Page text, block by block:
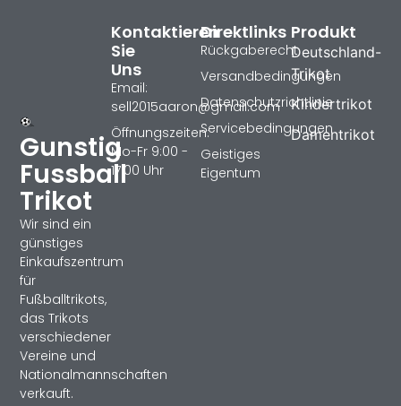
Gunstig
Fussball
Trikot
Wir sind ein
günstiges
Einkaufszentrum
für
Fußballtrikots,
das Trikots
verschiedener
Vereine und
Nationalmannschaften
verkauft.
Produkt
Deutschland-
Trikot
Kindertrikot
Damentrikot
Direktlinks
Rückgaberecht
Versandbedingungen
Datenschutzrichtlinie
Servicebedingungen
Geistiges
Eigentum
Kontaktieren
Sie
Uns
Email:
sell2015aaron@gmail.com
Öffnungszeiten:
Mo-Fr 9:00 -
17:00 Uhr